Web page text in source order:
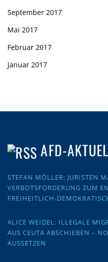
September 2017
Mai 2017
Februar 2017
Januar 2017
AFD-
STEFAN MÖLLER: JURISTEN
VERBOTSFORDERUNG ZUM
FREIHEITLICH-
ALICE WEIDEL: ILLEGALE
AUS CEUTA ABSCHIEBEN –
AUSSETZEN